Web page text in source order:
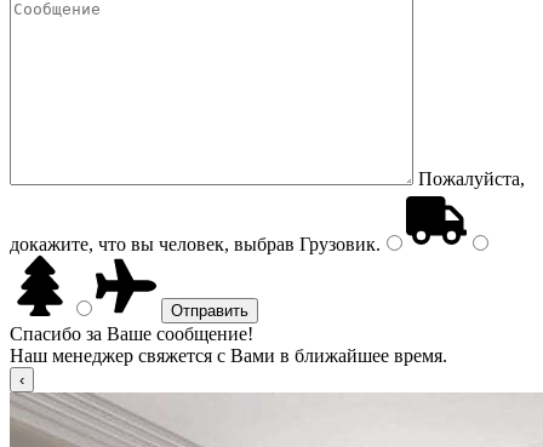
Пожалуйста,
докажите, что вы человек, выбрав Грузовик.
Спасибо за Ваше сообщение!
Наш менеджер свяжется с Вами в ближайшее время.